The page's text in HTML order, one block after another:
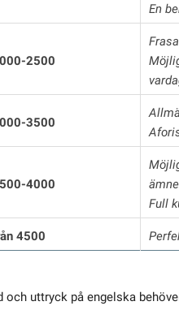
En
2500
3500
4000
Full
4500
och uttryck på engelska